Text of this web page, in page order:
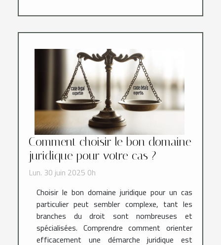
Comment choisir le bon domaine
juridique pour votre cas ?
Lun. 30 juin 2025 0h
Choisir le bon domaine juridique pour un cas
particulier peut sembler complexe, tant les
branches du droit sont nombreuses et
spécialisées. Comprendre comment orienter
efficacement une démarche juridique est